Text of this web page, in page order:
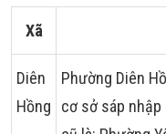
Xã
Diên
Hồng
Phường Diên
cơ sở sáp nhập